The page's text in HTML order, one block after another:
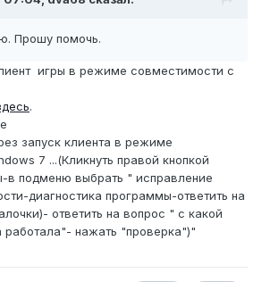
Прошу помочь.
игры в режиме совместимости с
.
запуск клиента в режиме
7 ...(Кликнуть правой кнопкой
в подменю выбрать " исправление
диагностика программы-ответить на
ответить на вопрос " с какой
нажать "проверка")"